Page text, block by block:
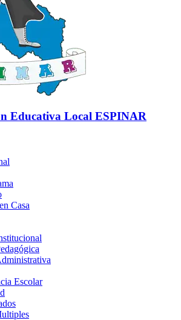
Educativa Local ESPINAR
Casa
Escolar